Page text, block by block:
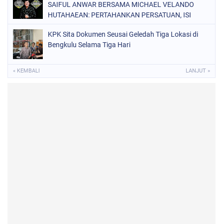
SAIFUL ANWAR BERSAMA MICHAEL VELANDO
HUTAHAEAN: PERTAHANKAN PERSATUAN, ISI
PENGABDIAN TULUS DEMI KEJAYAAN BANGSA!
KPK Sita Dokumen Seusai Geledah Tiga Lokasi di
Bengkulu Selama Tiga Hari
« KEMBALI LANJUT »